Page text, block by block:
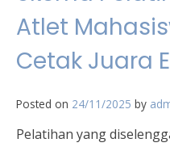
Atlet
Cetak Juara
Posted on 24/11/2025 by
Pelatihan yang